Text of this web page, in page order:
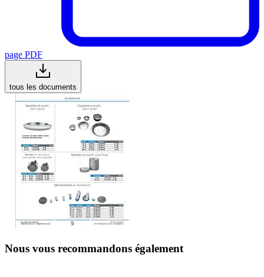
page PDF
tous les documents
Nous vous recommandons également